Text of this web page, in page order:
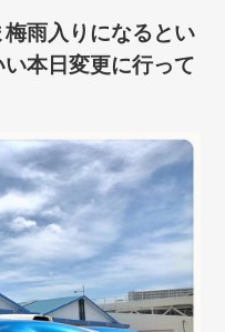
雨入りになるとい
本日変更に行って